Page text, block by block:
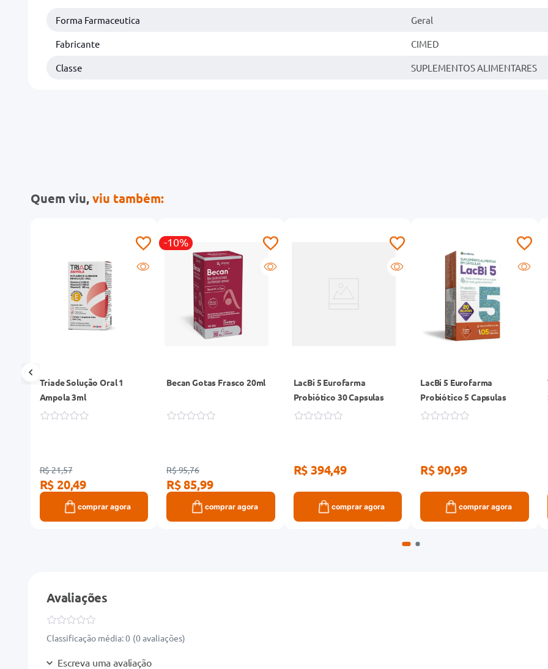
Forma Farmaceutica Geral
Fabricante CIMED
Classe SUPLEMENTOS ALIMENTARES
Quem viu,viu também:
Triade Solução Oral 1
Ampola 3ml
R$ 21,57
R$ 20,49
comprar agora
-10%
Becan Gotas Frasco 20ml
R$ 95,76
R$ 85,99
comprar agora
LacBi 5 Eurofarma
Probiótico 30 Capsulas
R$ 394,49
comprar agora
LacBi 5 Eurofarma
Probiótico 5 Capsulas
R$ 90,99
comprar agora
Avaliações
Classificação média: 0 (0 avaliações)
Escreva uma avaliação